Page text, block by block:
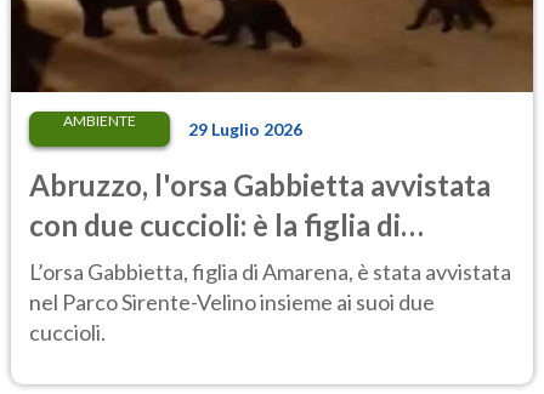
AMBIENTE 29 Luglio 2026
Abruzzo, l'orsa Gabbietta avvistata
con due cuccioli: è la figlia di
Amarena
L’orsa Gabbietta, figlia di Amarena, è stata avvistata
nel Parco Sirente-Velino insieme ai suoi due
cuccioli.